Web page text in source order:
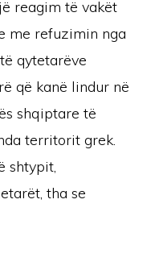
reagim të vakët
me refuzimin nga
qytetarëve
që kanë lindur në
shqiptare të
territorit grek.
shtypit,
tha se